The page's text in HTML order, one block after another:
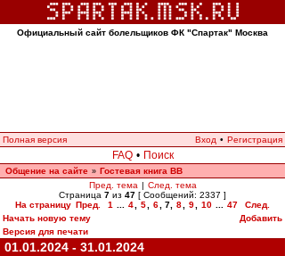
Официальный сайт болельщиков ФК "Спартак" Москва
Полная версия Вход • Регистрация
FAQ • Поиск
Общение на сайте » Гостевая книга ВВ
Пред. тема | След. тема
Страница 7 из 47 [ Сообщений: 2337 ]
На страницу Пред. 1 4 5 6 7 8 9 10 47
След.
Начать новую тему
Добавить
Версия для печати
01.01.2024 - 31.01.2024